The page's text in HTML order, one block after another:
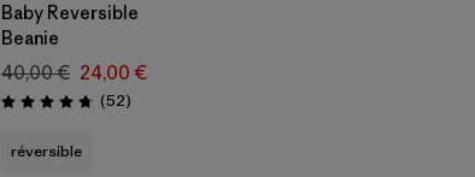
Baby Reversible
Beanie
40,00 € 24,00 €
Évaluation: 4.8 / 5
(52Avis
)
réversible